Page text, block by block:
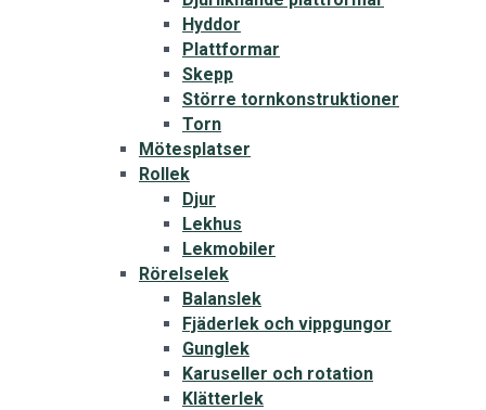
Hyddor
Plattformar
Skepp
Större tornkonstruktioner
Torn
Mötesplatser
Rollek
Djur
Lekhus
Lekmobiler
Rörelselek
Balanslek
Fjäderlek och vippgungor
Gunglek
Karuseller och rotation
Klätterlek